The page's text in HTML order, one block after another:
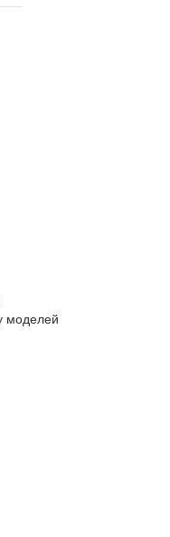
моделей